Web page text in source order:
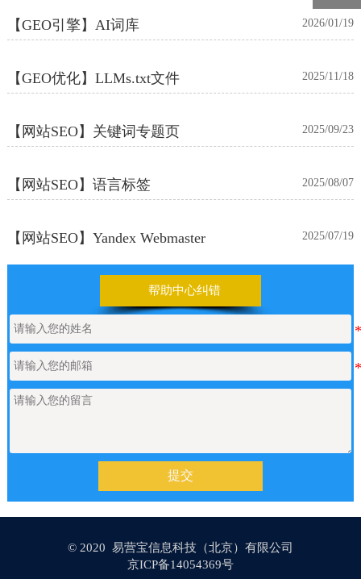
2026/01/19
【网站SEO】Canonical标签
【网站SEO】关键词管理
【网站SEO】如何为链接设置设置
nofollow
2025/05/08
【网站SEO】如何设置H标签 2025/05/08
【网站SEO】如何设置结构化数据？
帮助中心纠错
提交
© 2020 易营宝信息科技（北京）有限公司
京ICP备14054369号